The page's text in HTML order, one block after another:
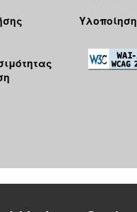
Υλοποίηση